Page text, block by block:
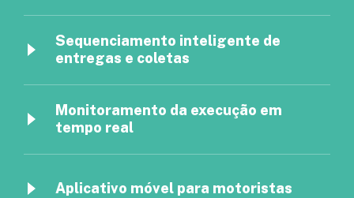
Sequenciamento inteligente de
entregas e coletas
Monitoramento da execução em
tempo real
Aplicativo móvel para motoristas